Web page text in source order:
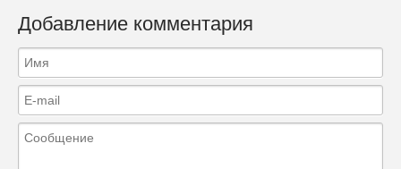
Добавление комментария